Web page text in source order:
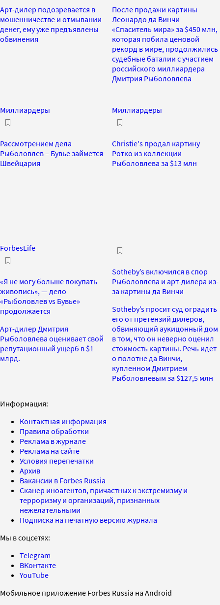
Арт-дилер подозревается в
мошенничестве и отмывании
денег, ему уже предъявлены
обвинения
После продажи картины
Леонардо да Винчи
«Спаситель мира» за $450 млн,
которая побила ценовой
рекорд в мире, продолжились
судебные баталии с участием
российского миллиардера
Дмитрия Рыболовлева
Миллиардеры
Рассмотрением дела
Рыболовлев – Бувье займется
Швейцария
Миллиардеры
Christie's продал картину
Ротко из коллекции
Рыболовлева за $13 млн
ForbesLife
«Я не могу больше покупать
живопись», — дело
«Рыболовлев vs Бувье»
продолжается
Арт-дилер Дмитрия
Рыболовлева оценивает свой
репутационный ущерб в $1
млрд.
Sotheby’s включился в спор
Рыболовлева и арт-дилера из-
за картины да Винчи
Sotheby’s просит суд оградить
его от претензий дилеров,
обвиняющий аукицонный дом
в том, что он неверно оценил
стоимость картины. Речь идет
о полотне да Винчи,
купленном Дмитрием
Рыболовлевым за $127,5 млн
Информация:
Контактная информация
Правила обработки
Реклама в журнале
Реклама на сайте
Условия перепечатки
Архив
Вакансии в Forbes Russia
Сканер иноагентов, причастных к экстремизму и
терроризму и организаций, признанных
нежелательными
Подписка на печатную версию журнала
Мы в соцсетях:
Telegram
ВКонтакте
YouTube
Мобильное приложение Forbes Russia на Android